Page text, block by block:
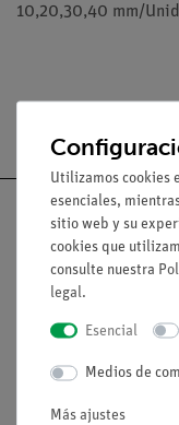
10,20,30,40 mm/
Contacto
Utilizamos cookies
esenciales,
sitio web y su
cookies que
consulte nuestra
legal.
Esencial
Medios de
Más ajustes